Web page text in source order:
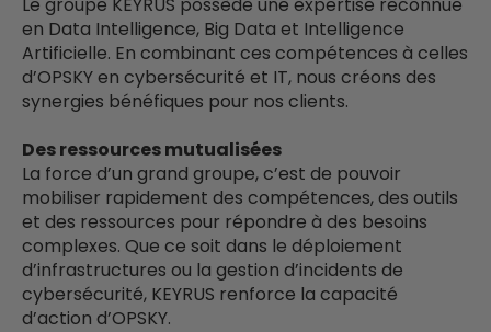
en Data Intelligence, Big Data et Intelligence
Artificielle. En combinant ces compétences à celles
d’OPSKY en cybersécurité et IT, nous créons des
synergies bénéfiques pour nos clients.
Des ressources mutualisées
La force d’un grand groupe, c’est de pouvoir
mobiliser rapidement des compétences, des outils
et des ressources pour répondre à des besoins
complexes. Que ce soit dans le déploiement
d’infrastructures ou la gestion d’incidents de
cybersécurité, KEYRUS renforce la capacité
d’action d’OPSKY.